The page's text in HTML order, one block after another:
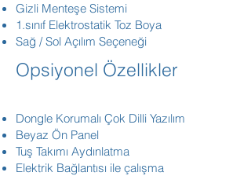
Gizli Menteşe Sistemi
1.sınıf Elektrostatik Toz Boya
Sağ / Sol Açılım Seçeneği
Opsiyonel Özellikler
Dongle Korumalı Çok Dilli Yazılım
Beyaz Ön Panel
Tuş Takımı Aydınlatma
Elektrik Bağlantısı ile çalışma